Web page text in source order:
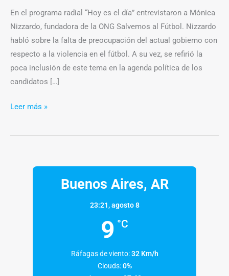
En el programa radial “Hoy es el día” entrevistaron a Mónica
Nizzardo, fundadora de la ONG Salvemos al Fútbol. Nizzardo
habló sobre la falta de preocupación del actual gobierno con
respecto a la violencia en el fútbol. A su vez, se refirió la
poca inclusión de este tema en la agenda política de los
candidatos […]
Leer más »
Buenos Aires, AR
23:21,agosto 8
9 °C
Ráfagas de viento: 32 Km/h
Clouds: 0%